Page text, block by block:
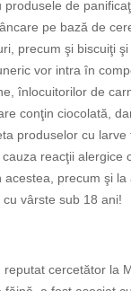
de
pe bază de
precum şi biscuiţi şi
vor intra în
înlocuitorilor de
conţin ciocolată,
produselor cu
reacţii alergice
precum şi
vârste sub 18 ani!
cercetător la